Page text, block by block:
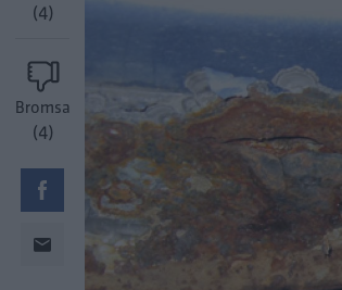
(4)
Bromsa
(4)